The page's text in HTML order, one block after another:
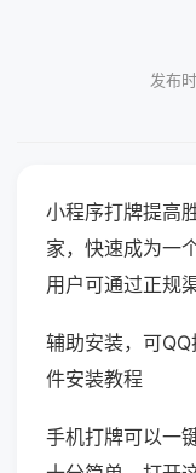
发布
小程序打牌提高
家，快速成为一
用户可通过正规
辅助安装，可
件安装教程
手机打牌可以一